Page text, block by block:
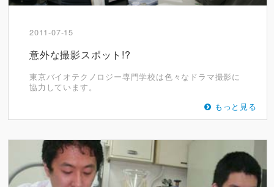
2011-07-15
意外な撮影スポット!?
東京バイオテクノロジー専門学校は色々なドラマ撮影に
協力しています。
もっと見る